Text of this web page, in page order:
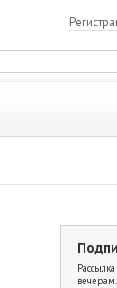
вечерам.